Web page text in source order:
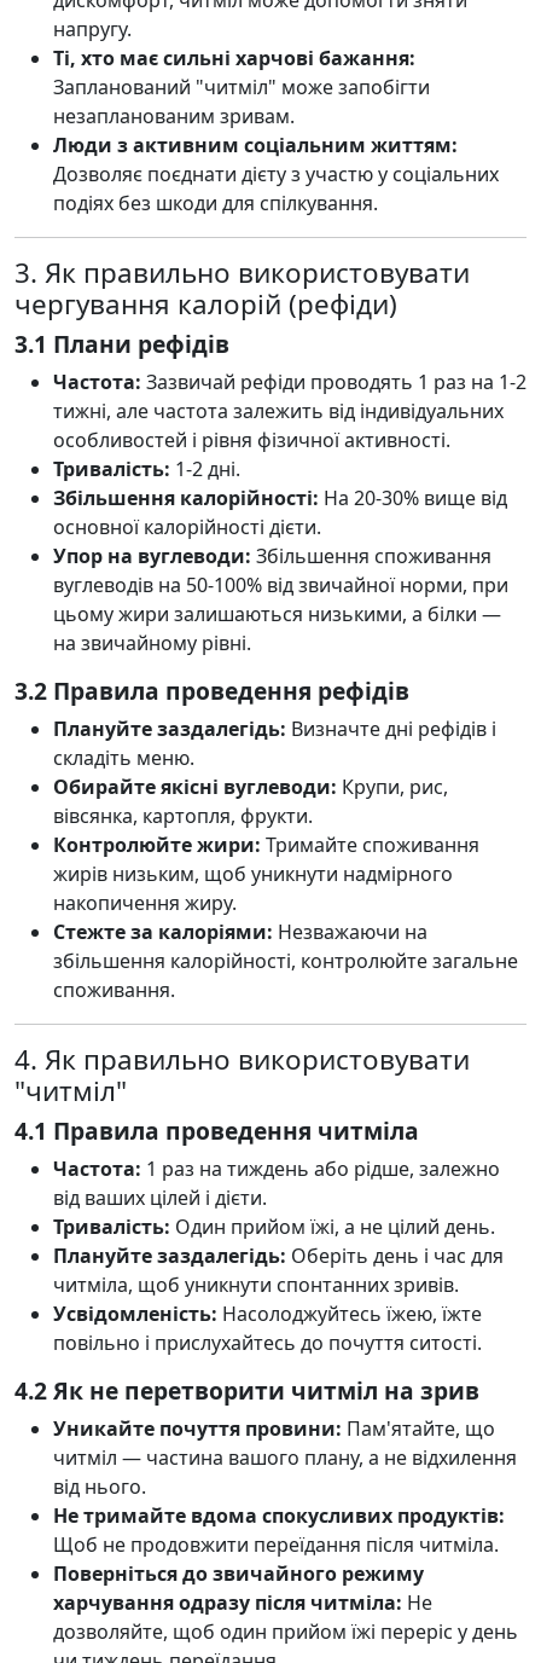
напругу.
Ті, хто має сильні харчові бажання:
Запланований "читміл" може запобігти
незапланованим зривам.
Люди з активним соціальним життям:
Дозволяє поєднати дієту з участю у соціальних
подіях без шкоди для спілкування.
3. Як правильно використовувати
чергування калорій (рефіди)
3.1 Плани рефідів
Частота: Зазвичай рефіди проводять 1 раз на 1-2
тижні, але частота залежить від індивідуальних
особливостей і рівня фізичної активності.
Тривалість: 1-2 дні.
Збільшення калорійності: На 20-30% вище від
основної калорійності дієти.
Упор на вуглеводи: Збільшення споживання
вуглеводів на 50-100% від звичайної норми, при
цьому жири залишаються низькими, а білки —
на звичайному рівні.
3.2 Правила проведення рефідів
Плануйте заздалегідь: Визначте дні рефідів і
складіть меню.
Обирайте якісні вуглеводи: Крупи, рис,
вівсянка, картопля, фрукти.
Контролюйте жири: Тримайте споживання
жирів низьким, щоб уникнути надмірного
накопичення жиру.
Стежте за калоріями: Незважаючи на
збільшення калорійності, контролюйте загальне
споживання.
4. Як правильно використовувати
"читміл"
4.1 Правила проведення читміла
Частота: 1 раз на тиждень або рідше, залежно
від ваших цілей і дієти.
Тривалість: Один прийом їжі, а не цілий день.
Плануйте заздалегідь: Оберіть день і час для
читміла, щоб уникнути спонтанних зривів.
Усвідомленість: Насолоджуйтесь їжею, їжте
повільно і прислухайтесь до почуття ситості.
4.2 Як не перетворити читміл на зрив
Уникайте почуття провини: Пам'ятайте, що
читміл — частина вашого плану, а не відхилення
від нього.
Не тримайте вдома спокусливих продуктів:
Щоб не продовжити переїдання після читміла.
Поверніться до звичайного режиму
харчування одразу після читміла: Не
дозволяйте, щоб один прийом їжі переріс у день